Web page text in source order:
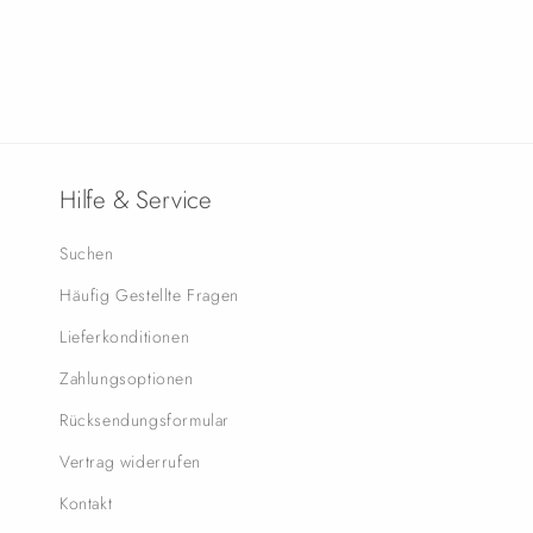
Hilfe & Service
Suchen
Häufig Gestellte Fragen
Lieferkonditionen
Zahlungsoptionen
Rücksendungsformular
Vertrag widerrufen
Kontakt